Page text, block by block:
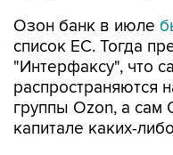
Озон банк в июле
список ЕС. Тогда
"Интерфаксу", что
распространяются
группы Ozon, а сам
капитале каких-